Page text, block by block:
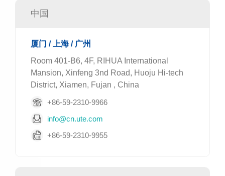
中国
厦门 / 上海 / 广州
Room 401-B6, 4F, RIHUA International
Mansion, Xinfeng 3nd Road, Huoju Hi-tech
District, Xiamen, Fujan , China
+86-59-2310-9966
info@cn.ute.com
+86-59-2310-9955